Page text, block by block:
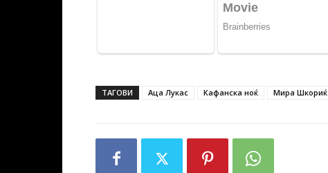
ТАГОВИ Аца Лукас Кафанска ноќ Мира Шкориќ